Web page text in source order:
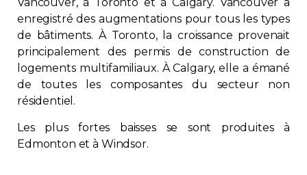
enregistré des augmentations pour tous les types
de bâtiments. À Toronto, la croissance provenait
principalement des permis de construction de
logements multifamiliaux. À Calgary, elle a émané
de toutes les composantes du secteur non
résidentiel.
Les plus fortes baisses se sont produites à
Edmonton et à Windsor.